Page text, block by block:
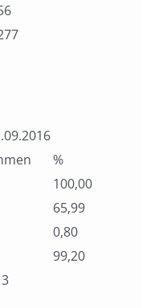
%
100,00
65,99
0,80
99,20